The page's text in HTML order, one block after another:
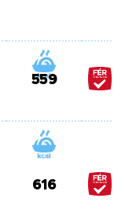
559
616